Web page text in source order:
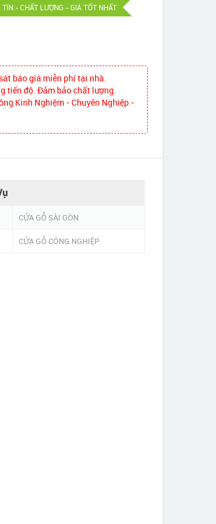
TÍN - CHẤT LƯỢNG - GIÁ TỐT NHẤT
báo giá miễn phí tại nhà.
tiến độ. Đảm bảo chất lượng.
Kinh Nghiệm - Chuyên Nghiệp -
CỬA GỖ SÀI GÒN
CỬA GỖ CÔNG NGHIỆP